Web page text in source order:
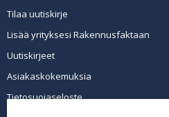
Tilaa uutiskirje
Lisää yrityksesi Rakennusfaktaan
Uutiskirjeet
Asiakaskokemuksia
Tietosuojaseloste